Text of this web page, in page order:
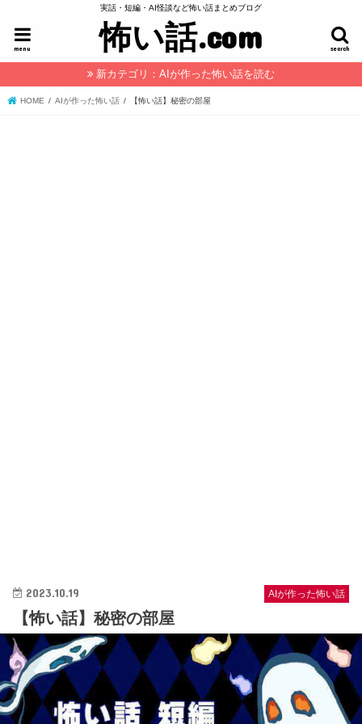
実話・短編・AI怪談など怖い話まとめブログ
怖い話.com search
menu
新カテゴリ：AIが作った怖い話を読む
HOME AIが作った怖い話 【怖い話】秘密の部屋
AIが作った怖い話
2023.10.19
【怖い話】秘密の部屋